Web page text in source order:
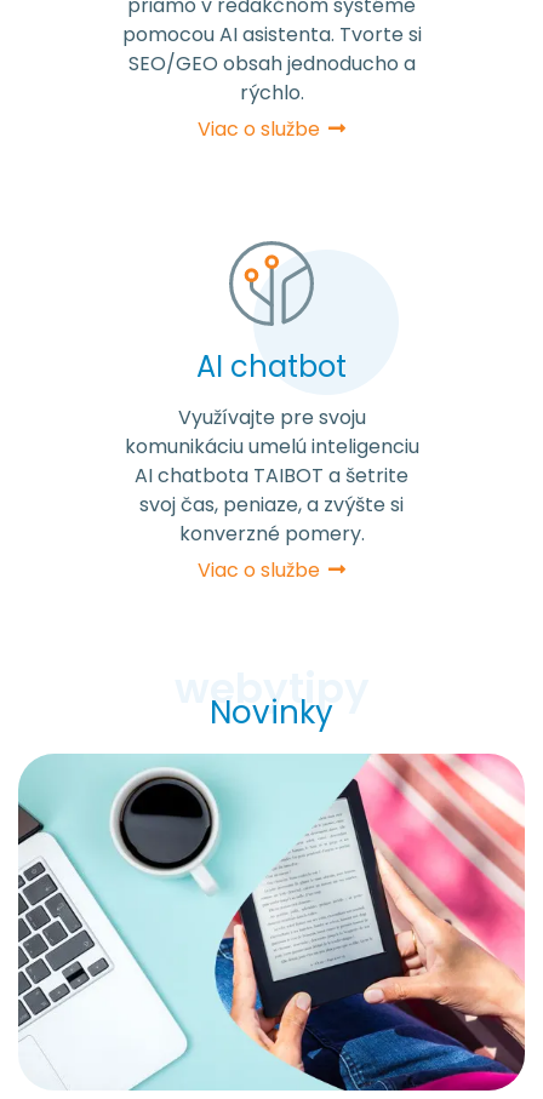
pomocou AI asistenta. Tvorte si
SEO/GEO obsah jednoducho a
rýchlo.
Viac o službe
AI chatbot
Využívajte pre svoju
komunikáciu umelú inteligenciu
AI chatbota TAIBOT a šetrite
svoj čas, peniaze, a zvýšte si
konverzné pomery.
Viac o službe
Novinky